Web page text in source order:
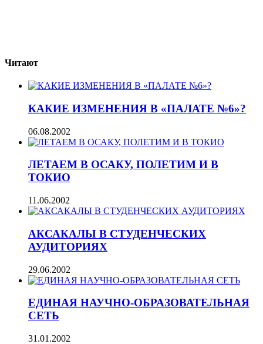
Читают
КАКИЕ ИЗМЕНЕНИЯ В «ПАЛАТЕ №6»?
06.08.2002
ЛЕТАЕМ В ОСАКУ, ПОЛЕТИМ И В
ТОКИО
11.06.2002
АКСАКАЛЫ В СТУДЕНЧЕСКИХ
АУДИТОРИЯХ
29.06.2002
ЕДИНАЯ НАУЧНО-ОБРАЗОВАТЕЛЬНАЯ
СЕТЬ
31.01.2002